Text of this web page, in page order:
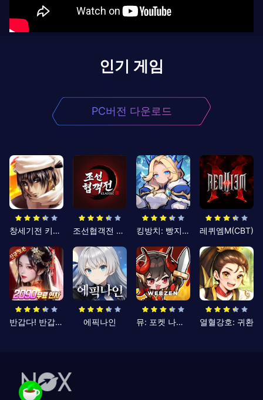
인기 게임
PC버전 다운로드
창세기전 키우기 조선협객전 클래식 킹방치: 빵지의 제왕 레퀴엠M(CBT)
반갑다! 반갑삼국지 에픽나인 뮤: 포켓 나이츠 열혈강호: 귀환